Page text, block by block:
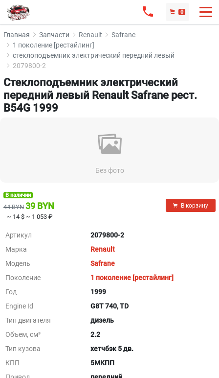
0
Главная Запчасти Renault
Safrane
1 поколение [рестайлинг]
стеклоподъемник электрический передний левый
2079800-2
Стеклоподъемник электрический
передний левый Renault Safrane рест.
B54G 1999
Без фото
В наличии
44 BYN 39 BYN
~ 14 $ ~ 1 053 ₽
В корзину
Артикул
2079800-2
Марка
Renault
Модель
Safrane
Поколение
1 поколение [рестайлинг]
Год
1999
Engine Id
G8T 740, TD
Тип двигателя
дизель
Объем, см³
2.2
Тип кузова
хетчбэк 5 дв.
КПП
5МКПП